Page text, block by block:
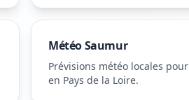
MétéoSaumur
Prévisions météo locales pour
en Pays de la Loire.